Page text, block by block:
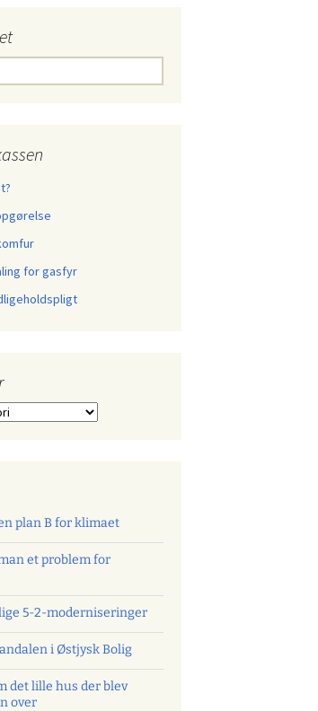
for gasfyr
plan B for klimaet
et problem for
5-2-moderniseringer
i Østjysk Bolig
det lille hus der blev
over